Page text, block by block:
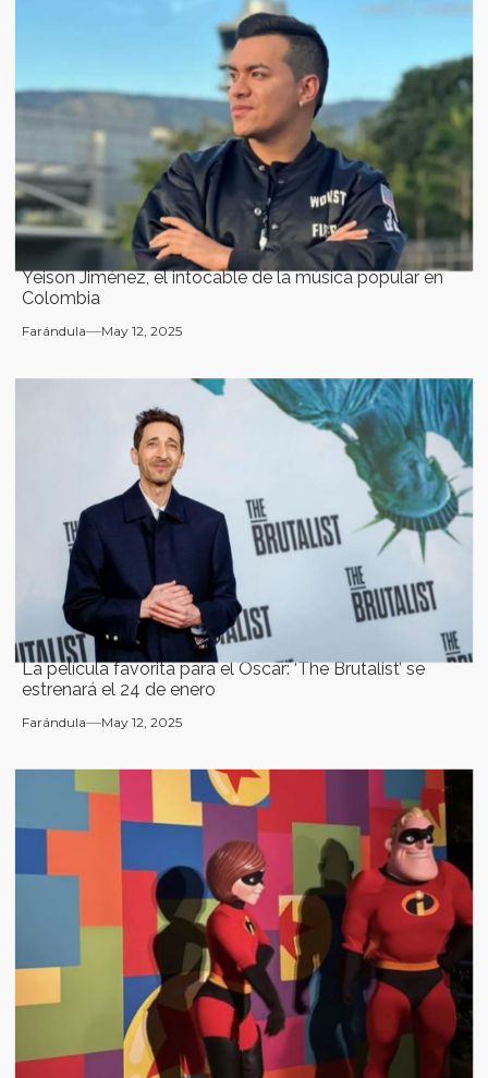
Yeison Jiménez, el intocable de la música popular en
Colombia
Farándula May 12, 2025
La película favorita para el Óscar: ‘The Brutalist’ se
estrenará el 24 de enero
Farándula May 12, 2025